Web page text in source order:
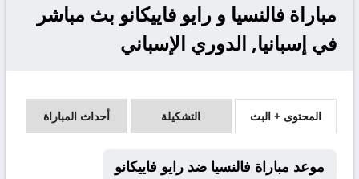
مباراة فالنسيا و رايو فاييكانو بث مباشر
في إسبانيا, الدوري الإسباني
المحتوى + البث التشكيلة أحداث المباراة
موعد مباراة فالنسيا ضد رايو فاييكانو